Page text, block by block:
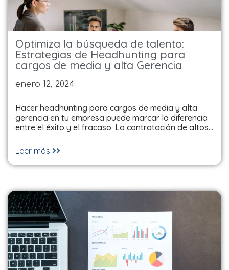
Optimiza la búsqueda de talento:
Estrategias de Headhunting para
cargos de media y alta Gerencia
enero 12, 2024
Hacer headhunting para cargos de media y alta
gerencia en tu empresa puede marcar la diferencia
entre el éxito y el fracaso. La contratación de altos…
Leer más